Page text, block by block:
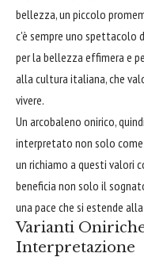
bellezza, un piccolo
c'è sempre uno spettacolo
per la bellezza effimera e
alla cultura italiana, che
vivere.
Un arcobaleno onirico,
interpretato non solo come
un richiamo a questi valori
beneficia non solo il
una pace che si estende
Varianti
Interpretazione